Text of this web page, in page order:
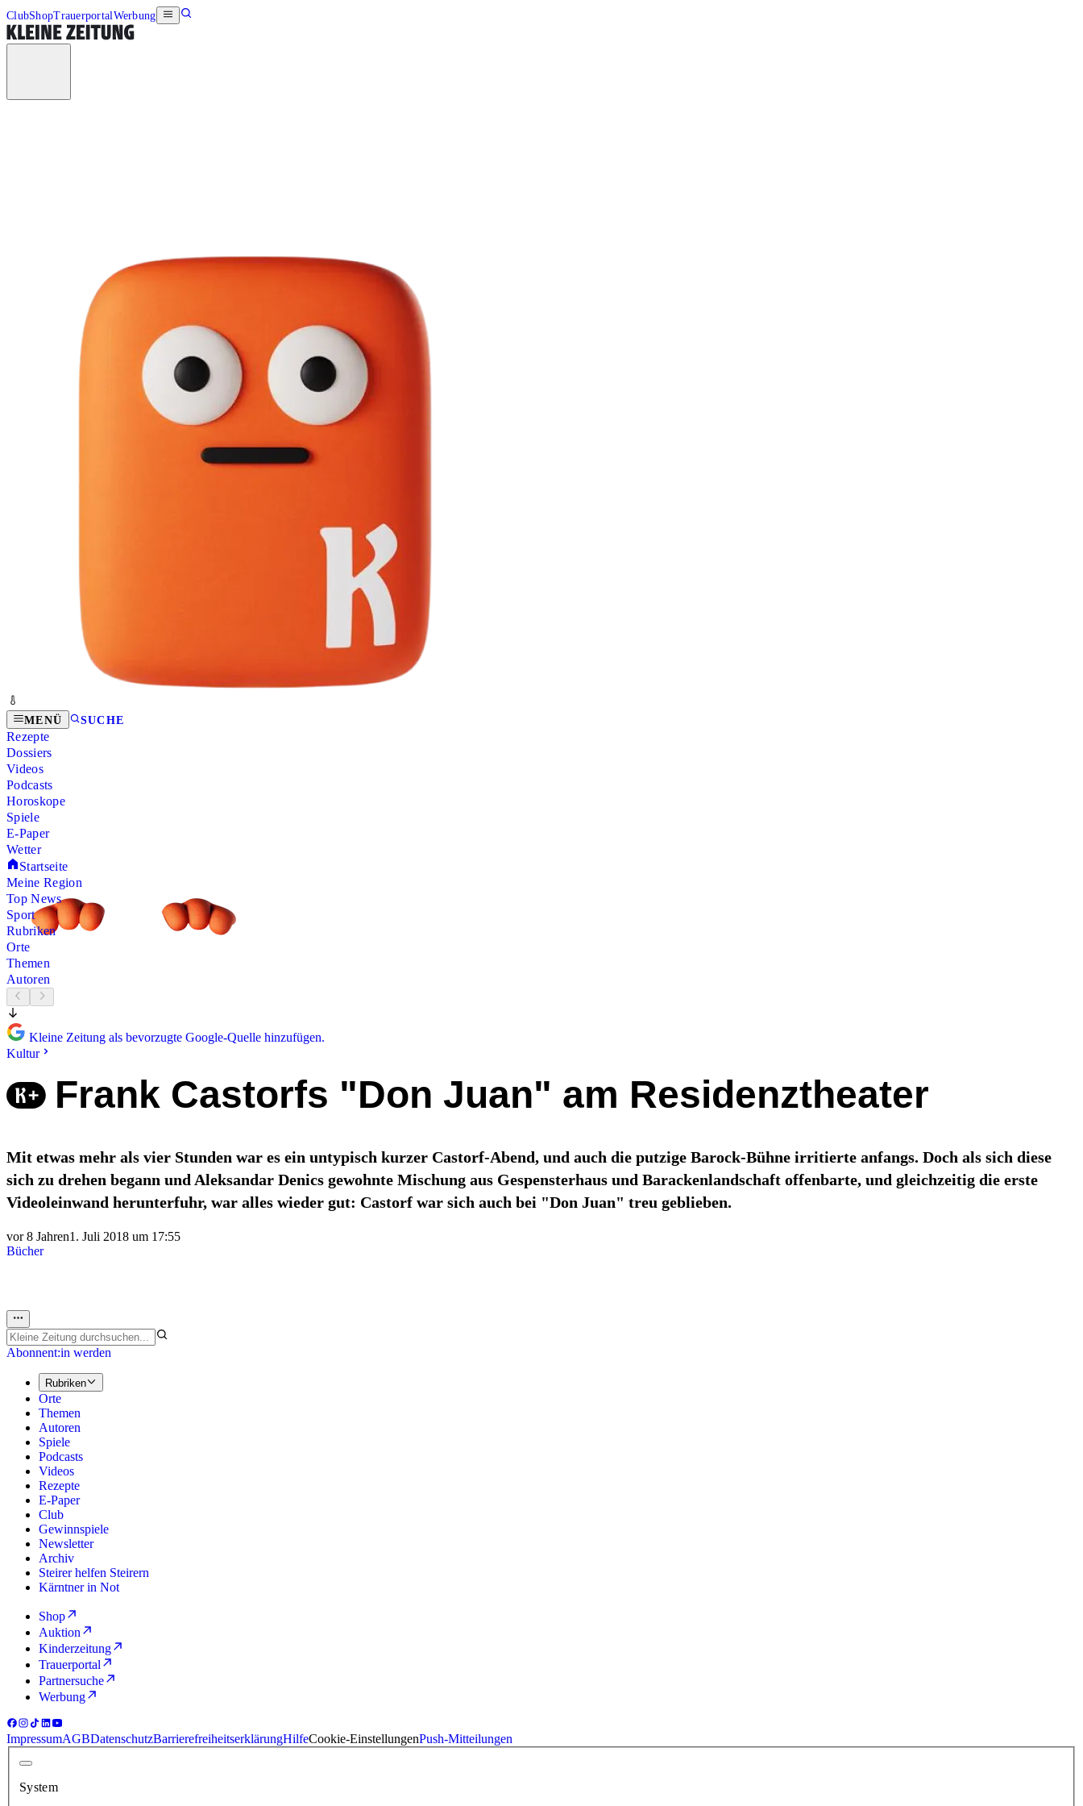
ClubShopTrauerportalWerbung
MENÜ SUCHE
Rezepte
Dossiers
Videos
Podcasts
Horoskope
Spiele
E-Paper
Wetter
Startseite
Meine Region
Top News
Sport
Rubriken
Orte
Themen
Autoren
Kleine Zeitung als bevorzugte Google-Quelle hinzufügen.
Kultur
Frank Castorfs "Don Juan" am Residenztheater
Mit etwas mehr als vier Stunden war es ein untypisch kurzer Castorf-Abend, und auch die putzige Barock-Bühne irritierte anfangs. Doch als sich diese
sich zu drehen begann und Aleksandar Denics gewohnte Mischung aus Gespensterhaus und Barackenlandschaft offenbarte, und gleichzeitig die erste
Videoleinwand herunterfuhr, war alles wieder gut: Castorf war sich auch bei "Don Juan" treu geblieben.
vor 8 Jahren1. Juli 2018 um 17:55
Bücher
Abonnent:in werden
Rubriken
Orte
Themen
Autoren
Spiele
Podcasts
Videos
Rezepte
E-Paper
Club
Gewinnspiele
Newsletter
Archiv
Steirer helfen Steirern
Kärntner in Not
Shop
Auktion
Kinderzeitung
Trauerportal
Partnersuche
Werbung
ImpressumAGBDatenschutzBarrierefreiheitserklärungHilfeCookie-EinstellungenPush-Mitteilungen
System